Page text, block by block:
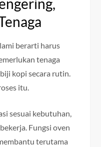
berarti harus
tenaga
kopi secara rutin.
itu.
sesuai kebutuhan,
Fungsi oven
terutama